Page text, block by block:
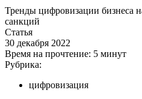
Тренды цифровизации бизнеса
санкций
Статья
30 декабря 2022
Время на прочтение: 5 минут
Рубрика:
цифровизация